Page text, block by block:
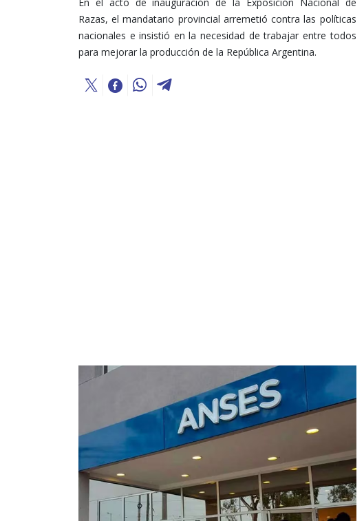
Razas, el mandatario provincial arremetió contra las políticas
nacionales e insistió en la necesidad de trabajar entre todos
para mejorar la producción de la República Argentina.